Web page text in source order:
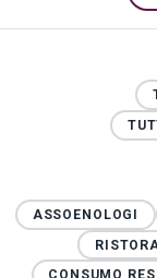
ASSOENOLOGI